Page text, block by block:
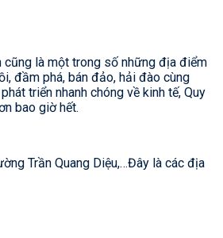
là một trong số những địa điểm
đầm phá, bán đảo, hải đào cùng
triển nhanh chóng về kinh tế, Quy
bao giờ hết.
Trần Quang Diệu,…Đây là các địa